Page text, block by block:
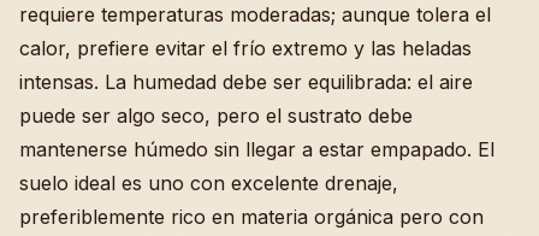
requiere temperaturas moderadas; aunque tolera el
calor, prefiere evitar el frío extremo y las heladas
intensas. La humedad debe ser equilibrada: el aire
puede ser algo seco, pero el sustrato debe
mantenerse húmedo sin llegar a estar empapado. El
suelo ideal es uno con excelente drenaje,
preferiblemente rico en materia orgánica pero con